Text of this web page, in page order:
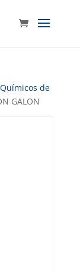
Químicos de
GALON